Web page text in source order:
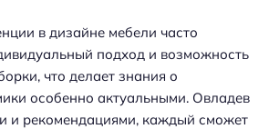
в дизайне мебели часто
подход и возможность
что делает знания о
особенно актуальными. Овладев
и рекомендациями, каждый сможет